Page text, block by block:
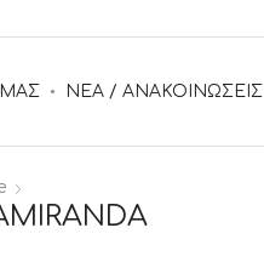
ΜΑΣ ΝΕΑ / ΑΝΑΚΟΙΝΩΣΕΙΣ